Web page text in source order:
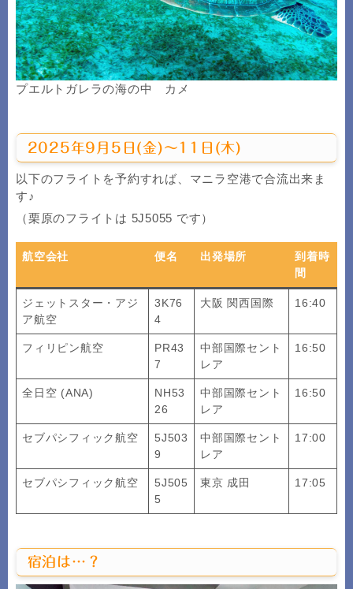
プエルトガレラの海の中 カメ
2025年9月5日(金)～11日(木)
以下のフライトを予約すれば、マニラ空港で合流出来ま
す♪
（栗原のフライトは 5J5055 です）
航空会社 便名 出発場所
到着時
間
ジェットスター・アジ
ア航空
3K76
4
大阪 関西国際 16:40
フィリピン航空
PR43
7
中部国際セント
レア
16:50
全日空 (ANA)
NH53
26
中部国際セント
レア
16:50
セブパシフィック航空
5J503
9
中部国際セント
レア
17:00
セブパシフィック航空
5J505
5
東京 成田 17:05
宿泊は…？